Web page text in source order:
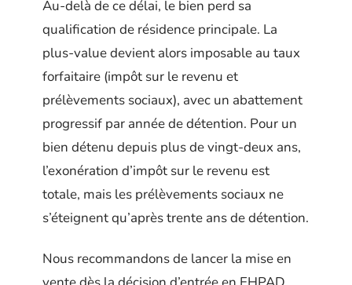
Au-delà de ce délai, le bien perd sa
qualification de résidence principale. La
plus-value devient alors imposable au taux
forfaitaire (impôt sur le revenu et
prélèvements sociaux), avec un abattement
progressif par année de détention. Pour un
bien détenu depuis plus de vingt-deux ans,
l’exonération d’impôt sur le revenu est
totale, mais les prélèvements sociaux ne
s’éteignent qu’après trente ans de détention.
Nous recommandons de lancer la mise en